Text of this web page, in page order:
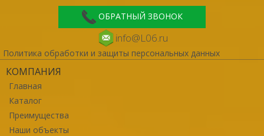
ОБРАТНЫЙ ЗВОНОК
info@L06.ru
Политика обработки и защиты персональных данных
КОМПАНИЯ
Главная
Каталог
Преимущества
Наши объекты